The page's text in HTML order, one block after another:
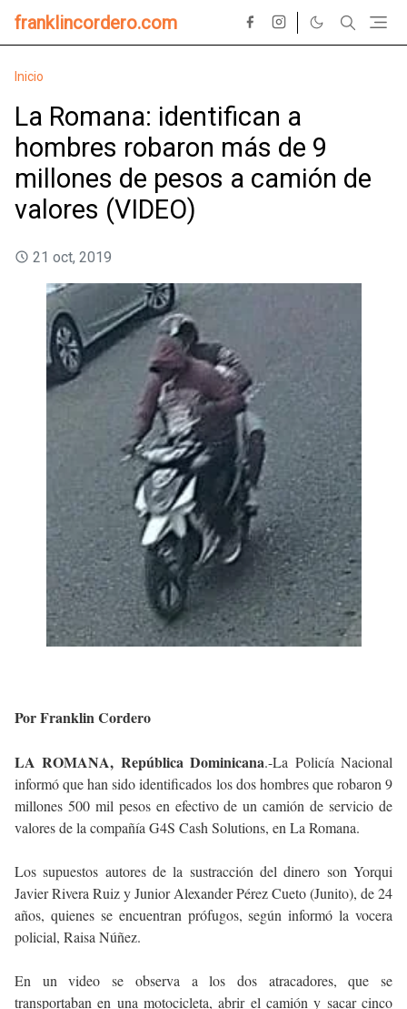
franklincordero.com
Inicio
La Romana: identifican a
hombres robaron más de 9
millones de pesos a camión de
valores (VIDEO)
21 oct, 2019
Por Franklin Cordero
LA ROMANA, República Dominicana.-La Policía Nacional
informó que han sido identificados los dos hombres que robaron 9
millones 500 mil pesos en efectivo de un camión de servicio de
valores de la compañía G4S Cash Solutions, en La Romana.
Los supuestos autores de la sustracción del dinero son Yorqui
Javier Rivera Ruiz y Junior Alexander Pérez Cueto (Junito), de 24
años, quienes se encuentran prófugos, según informó la vocera
policial, Raisa Núñez.
En un video se observa a los dos atracadores, que se
transportaban en una motocicleta, abrir el camión y sacar cinco